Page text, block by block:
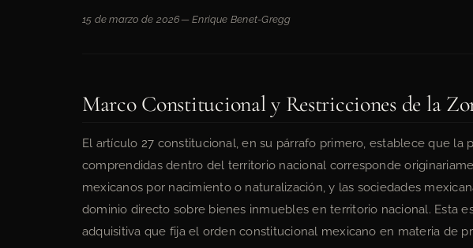
15 de marzo de 2026— Enrique Benet-Gregg
Marco Constitucional y Restricciones de la
El artículo 27 constitucional, en su párrafo primero, establece que la
comprendidas dentro del territorio nacional corresponde
mexicanos por nacimiento o naturalización, y las sociedades
dominio directo sobre bienes inmuebles en territorio nacional. Esta
adquisitiva que fija el orden constitucional mexicano en materia de